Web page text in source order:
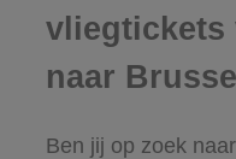
vliegtickets
naar Brussel
Ben jij op zoek